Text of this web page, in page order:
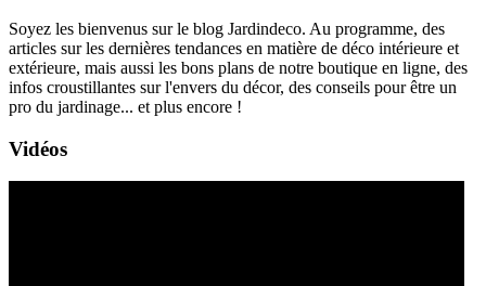
Soyez les bienvenus sur le blog Jardindeco. Au programme, des
articles sur les dernières tendances en matière de déco intérieure et
extérieure, mais aussi les bons plans de notre boutique en ligne, des
infos croustillantes sur l'envers du décor, des conseils pour être un
pro du jardinage... et plus encore !
Vidéos